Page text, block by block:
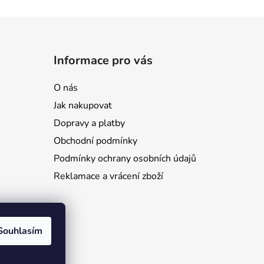
Informace pro vás
O nás
Jak nakupovat
Dopravy a platby
Obchodní podmínky
Podmínky ochrany osobních údajů
Reklamace a vrácení zboží